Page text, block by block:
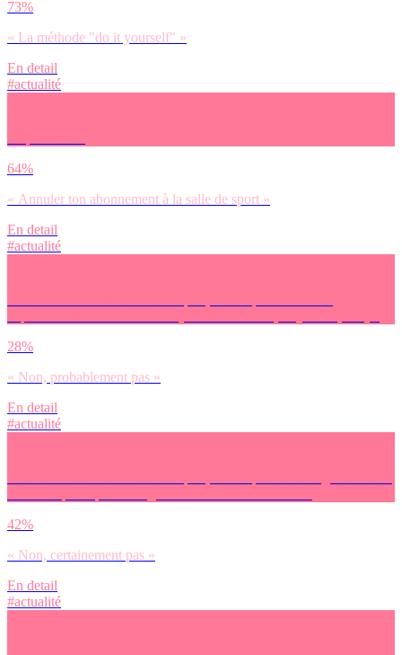
73%
« La méthode "do it yourself" »
En detail
#actualité
64%
« Annuler ton abonnement à la salle de sport »
En detail
#actualité
28%
« Non, probablement pas »
En detail
#actualité
42%
« Non, certainement pas »
En detail
#actualité